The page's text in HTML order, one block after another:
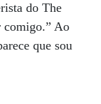
do The
comigo.” Ao
que sou